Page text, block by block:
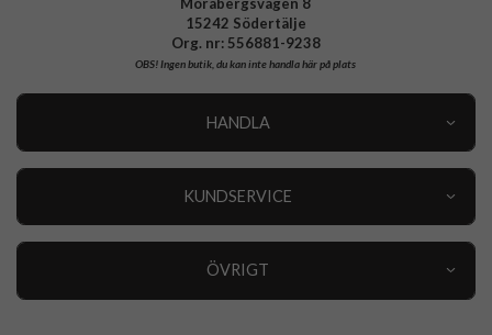
15242 Södertälje
Org. nr: 556881-9238
OBS!Ingen butik, du kan inte handla här på plats
HANDLA
KUNDSERVICE
ÖVRIGT